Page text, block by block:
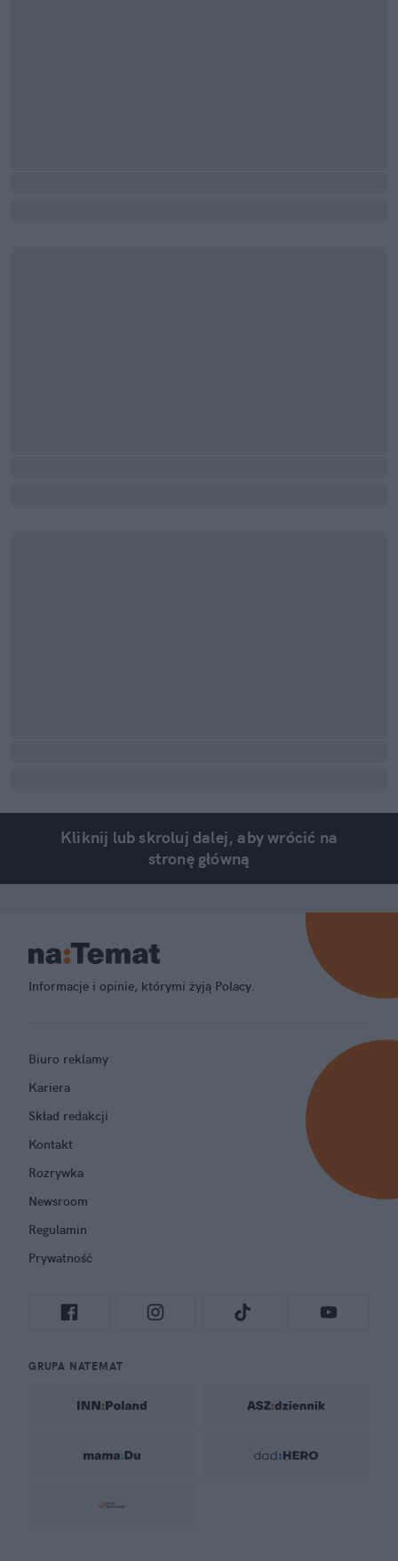
Kliknij lub skroluj dalej, aby wrócić na
stronę główną
Informacje i opinie, którymi żyją Polacy.
Biuro reklamy
Kariera
Skład redakcji
Kontakt
Rozrywka
Newsroom
Regulamin
Prywatność
GRUPA NATEMAT